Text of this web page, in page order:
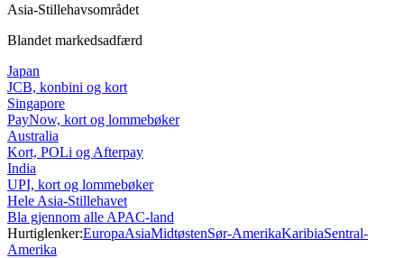
Asia-Stillehavsområdet
Blandet markedsadfærd
Japan
JCB, konbini og kort
Singapore
PayNow, kort og lommebøker
Australia
Kort, POLi og Afterpay
India
UPI, kort og lommebøker
Hele Asia-Stillehavet
Bla gjennom alle APAC-land
Hurtiglenker:EuropaAsiaMidtøstenSør-AmerikaKaribiaSentral-
Amerika